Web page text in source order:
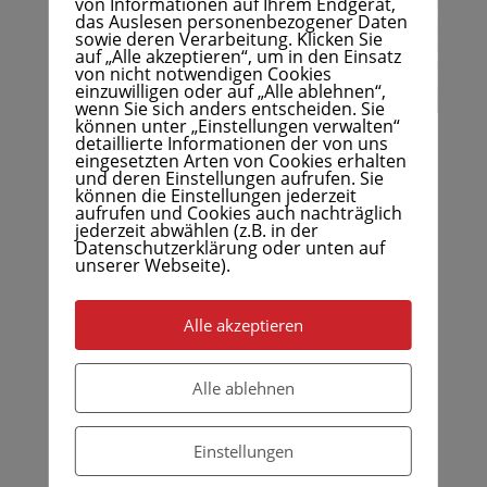
Dienstag, 23.06.2020
Am Dienstag führte uns die Radtour nach
Belgien. Wir fuhren wieder an der Maas entlang
durch wunderschöne Landschaften. Wegen der
Corona-Bedingungen fanden zwei Führungen durch
Fremdenführer hat einen Mundschutz getragen, Für
uns war das nicht vorgeschrieben.
Verschiedene Abenteuer mussten auch bestanden
werden, so ist einem Teilnehmer der
Hundeanhänger in einer beherzt gefahrenen Kurve
umgekippt. Hund und Fahrer sind aber nicht zu
das Auslesen personenbezogener Daten
sowie deren Verarbeitung. Klicken Sie
auf „Alle akzeptieren“, um in den Einsatz
von nicht notwendigen Cookies
einzuwilligen oder auf „Alle ablehnen“,
wenn Sie sich anders entscheiden. Sie
können unter „Einstellungen verwalten“
detaillierte Informationen der von uns
eingesetzten Arten von Cookies erhalten
und deren Einstellungen aufrufen. Sie
können die Einstellungen jederzeit
aufrufen und Cookies auch nachträglich
jederzeit abwählen (z.B. in der
Datenschutzerklärung oder unten auf
unserer Webseite).
Alle akzeptieren
Alle ablehnen
Einstellungen